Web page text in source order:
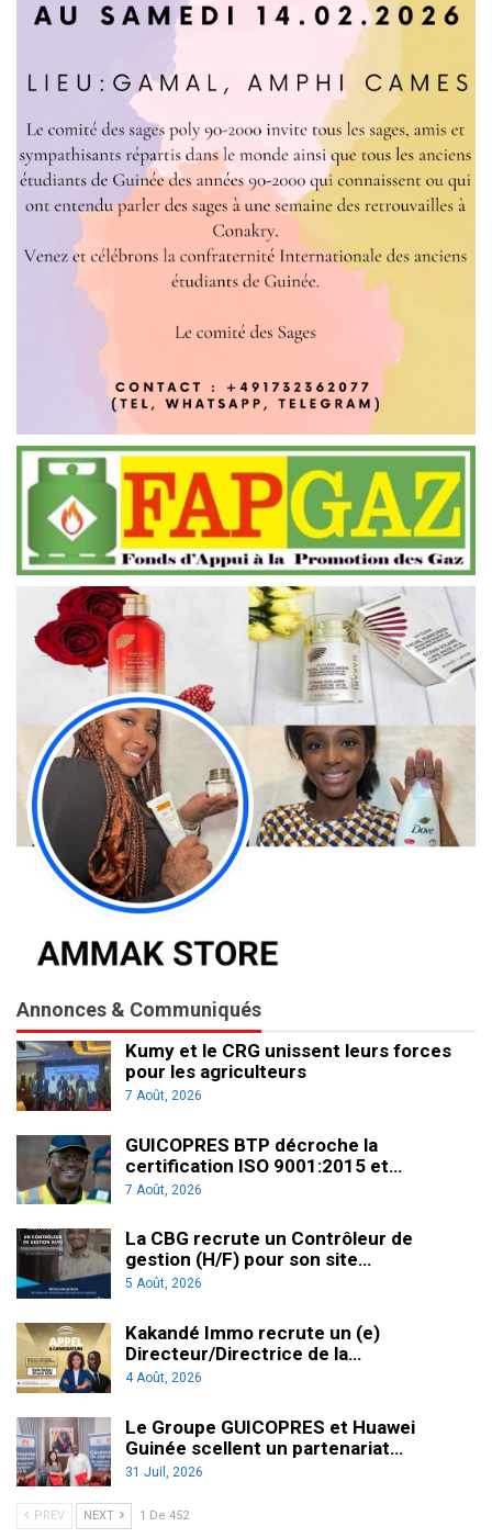
Annonces & Communiqués
Kumy et le CRG unissent leurs forces
pour les agriculteurs
7 Août, 2026
GUICOPRES BTP décroche la
certification ISO 9001:2015 et…
7 Août, 2026
La CBG recrute un Contrôleur de
gestion (H/F) pour son site…
5 Août, 2026
Kakandé Immo recrute un (e)
Directeur/Directrice de la…
4 Août, 2026
Le Groupe GUICOPRES et Huawei
Guinée scellent un partenariat…
31 Juil, 2026
PREV NEXT 1 De 452